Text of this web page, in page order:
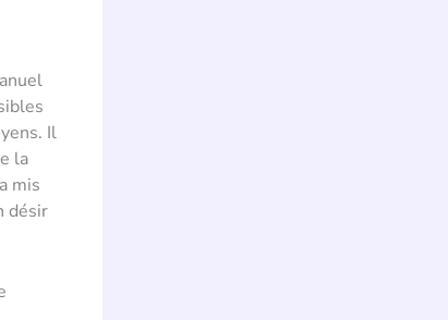
Il
la
mis
désir